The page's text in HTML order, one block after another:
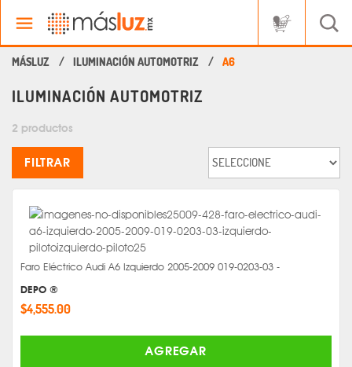
ILUMINACIÓN AUTOMOTRIZ A6
ILUMINACIÓN AUTOMOTRIZ
2 productos
FILTRAR
Faro Eléctrico Audi A6 Izquierdo 2005-2009 019-0203-03 -
DEPO ®
$4,555.00
AGREGAR